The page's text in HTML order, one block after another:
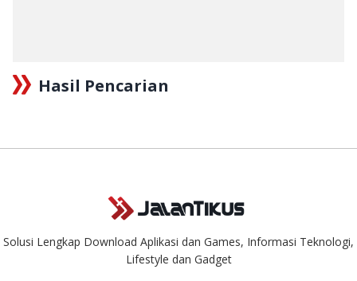
Hasil Pencarian
Solusi Lengkap Download Aplikasi dan Games, Informasi Teknologi,
Lifestyle dan Gadget